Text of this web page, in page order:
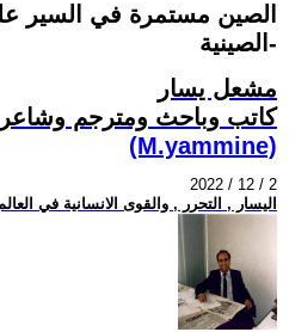
الصين مستمرة في السير
الصينية-
مشعل يسار
كاتب وباحث ومترجم وشاعر
(M.yammine)
2022 / 12 / 2
اليسار , التحرر , والقوى الانسانية في